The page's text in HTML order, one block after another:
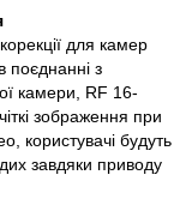
для камер
поєднанні з
камери, RF 16-
зображення при
користувачі будуть
завдяки приводу